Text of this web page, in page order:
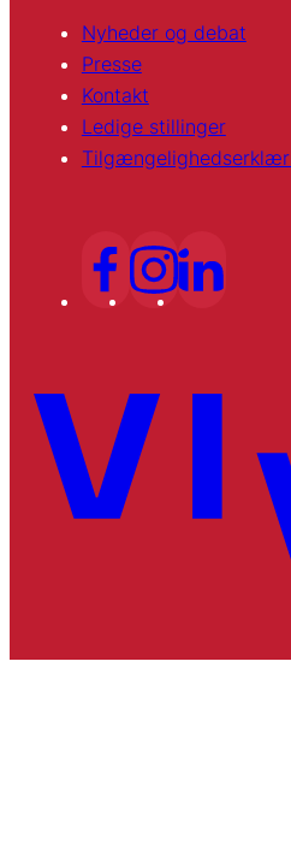
Nyheder og debat
Presse
Kontakt
Ledige stillinger